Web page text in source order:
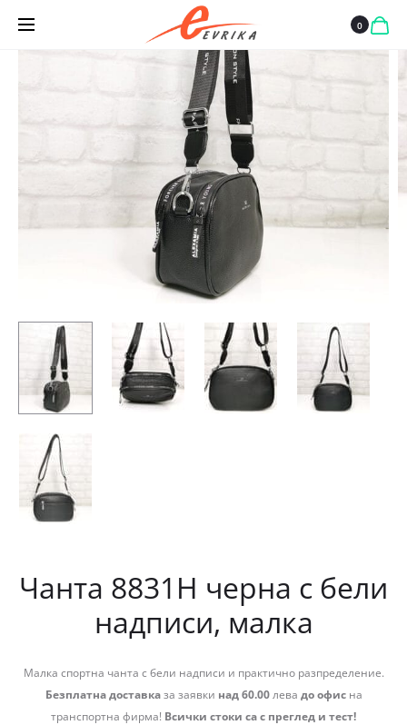
0
Чанта 8831Н черна с бели
надписи, малка
Малка спортна чанта с бели надписи и практично разпределение.
Безплатна доставказа заявки над 60.00лева до офисна
транспортна фирма! Всички стоки са с преглед и тест!